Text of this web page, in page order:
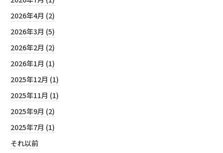
2026年4月 (2)
2026年3月 (5)
2026年2月 (2)
2026年1月 (1)
2025年12月 (1)
2025年11月 (1)
2025年9月 (2)
2025年7月 (1)
それ以前